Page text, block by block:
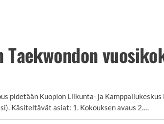
Taekwondon
pidetään Kuopion Liikunta- ja
Käsiteltävät asiat: 1. Kokouksen avaus 2.…